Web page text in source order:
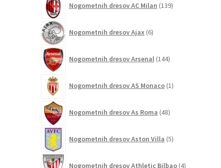
Nogometnih dresov AC Milan 139izdelkov
Nogometnih dresov Ajax 6izdelkov
Nogometnih dresov Arsenal 144izdelkov
Nogometnih dresov AS Monaco 1izdelek
Nogometnih dresov As Roma 48izdelkov
Nogometnih dresov Aston Villa 5izdelkov
Nogometnih dresov Athletic Bilbao 4